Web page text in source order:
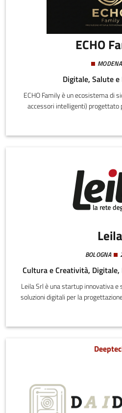
ECHO
MODENA
Digitale, Salute
ECHO Family è un ecosistema di
accessori intelligenti) progettato
registra audio ambientale criptato
Leila
BOLOGNA
Cultura e Creatività,
Leila Srl è una startup innovativa
soluzioni digitali per la